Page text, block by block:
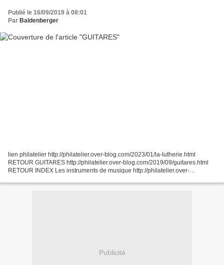
Publié le 16/09/2019 à 08:01
Par Baldenberger
lien philatelier http://philatelier.over-blog.com/2023/01/la-lutherie.html
RETOUR GUITARES http://philatelier.over-blog.com/2019/09/guitares.html
RETOUR INDEX Les instruments de musique http://philatelier.over-
Publicité